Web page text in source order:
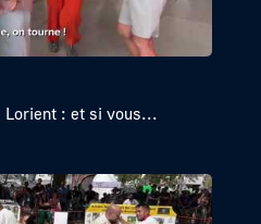
: et si vous...